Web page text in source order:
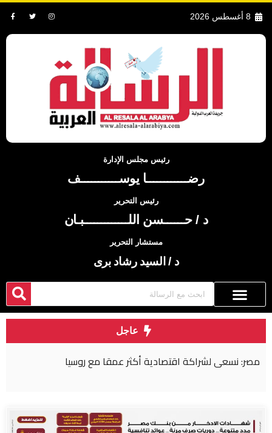
8 أغسطس 2026
رئيس مجلس الإدارة
رضــــــــــــا يوســـــــــــف
رئيس التحرير
د / حــــــسن اللـــــــــــــبـان
مستشار التحرير
د / السيد رشاد برى
عاجل
مصر: نسعى لشراكة اقتصادية أكثر عمقا مع روسيا